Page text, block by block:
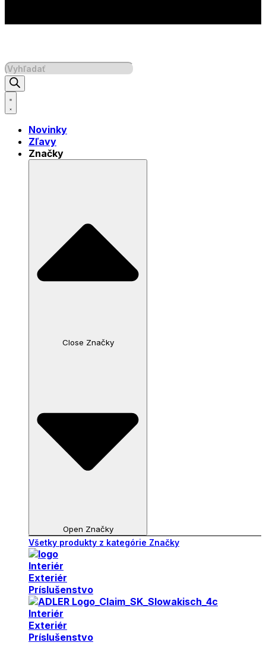
Products
search
Novinky
Zľavy
Značky
Close Značky
Open Značky
Všetky produkty z kategórie Značky
Interiér
Exteriér
Príslušenstvo
Interiér
Exteriér
Príslušenstvo